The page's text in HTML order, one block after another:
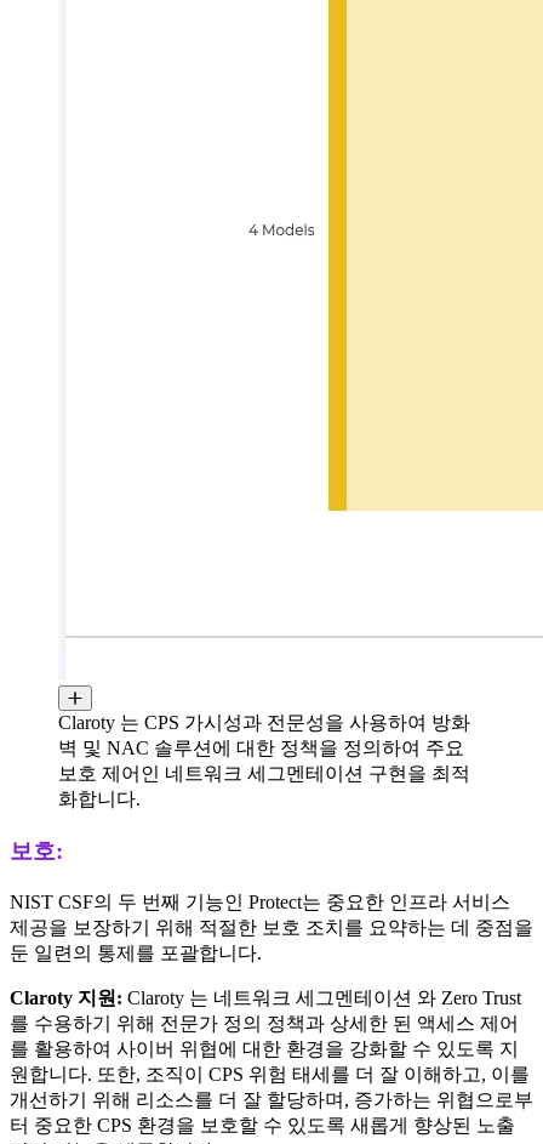
Claroty 는 CPS 가시성과 전문성을 사용하여 방화
벽 및 NAC 솔루션에 대한 정책을 정의하여 주요
보호 제어인 네트워크 세그멘테이션 구현을 최적
화합니다.
보호:
NIST CSF의 두 번째 기능인 Protect는 중요한 인프라 서비스
제공을 보장하기 위해 적절한 보호 조치를 요약하는 데 중점을
둔 일련의 통제를 포괄합니다.
Claroty 지원: Claroty 는 네트워크 세그멘테이션 와 Zero Trust
를 수용하기 위해 전문가 정의 정책과 상세한 된 액세스 제어
를 활용하여 사이버 위협에 대한 환경을 강화할 수 있도록 지
원합니다. 또한, 조직이 CPS 위험 태세를 더 잘 이해하고, 이를
개선하기 위해 리소스를 더 잘 할당하며, 증가하는 위협으로부
터 중요한 CPS 환경을 보호할 수 있도록 새롭게 향상된 노출